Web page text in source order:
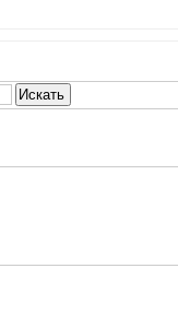
Искать